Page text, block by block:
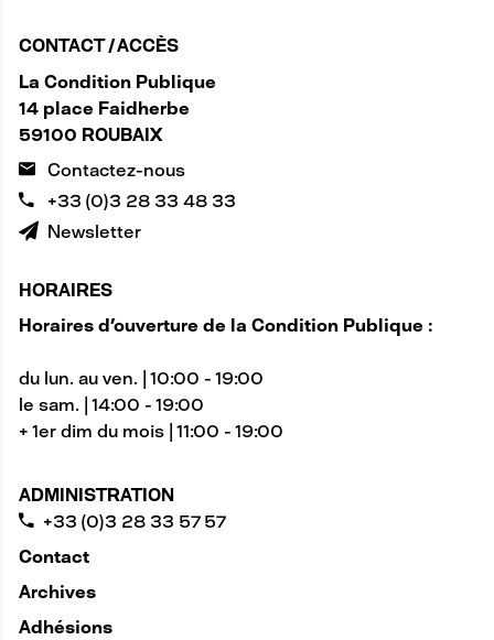
CONTACT / ACCÈS
La Condition Publique
14 place Faidherbe
59100 ROUBAIX
Contactez-nous
+33 (0)3 28 33 48 33
Newsletter
HORAIRES
Horaires d'ouverture de la Condition Publique :
du lun. au ven. | 10:00 - 19:00
le sam. | 14:00 - 19:00
+ 1er dim du mois | 11:00 - 19:00
ADMINISTRATION
+33 (0)3 28 33 57 57
Contact
Archives
Adhésions